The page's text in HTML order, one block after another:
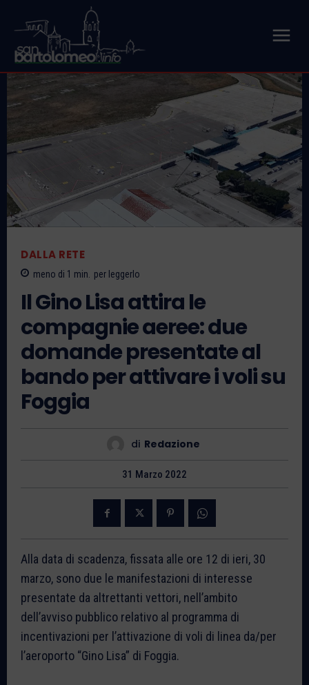
DALLA RETE
meno di 1 min. per leggerlo
Il Gino Lisa attira le
compagnie aeree: due
domande presentate al
bando per attivare i voli su
Foggia
di Redazione
31 Marzo 2022
Alla data di scadenza, fissata alle ore 12 di ieri, 30
marzo, sono due le manifestazioni di interesse
presentate da altrettanti vettori, nell’ambito
dell’avviso pubblico relativo al programma di
incentivazioni per l’attivazione di voli di linea da/per
l’aeroporto “Gino Lisa” di Foggia.